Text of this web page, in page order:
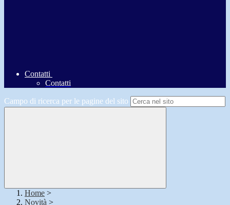
Contatti
Contatti
Campo di ricerca per le pagine del sito
Home >
Novità >